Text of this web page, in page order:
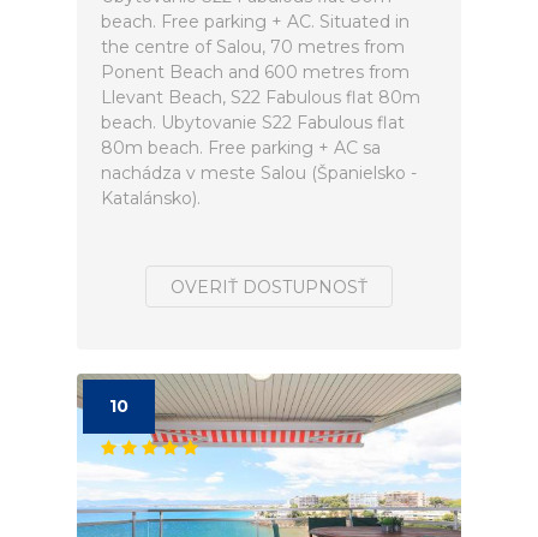
beach. Free parking + AC. Situated in
the centre of Salou, 70 metres from
Ponent Beach and 600 metres from
Llevant Beach, S22 Fabulous flat 80m
beach. Ubytovanie S22 Fabulous flat
80m beach. Free parking + AC sa
nachádza v meste Salou (Španielsko -
Katalánsko).
OVERIŤ DOSTUPNOSŤ
10